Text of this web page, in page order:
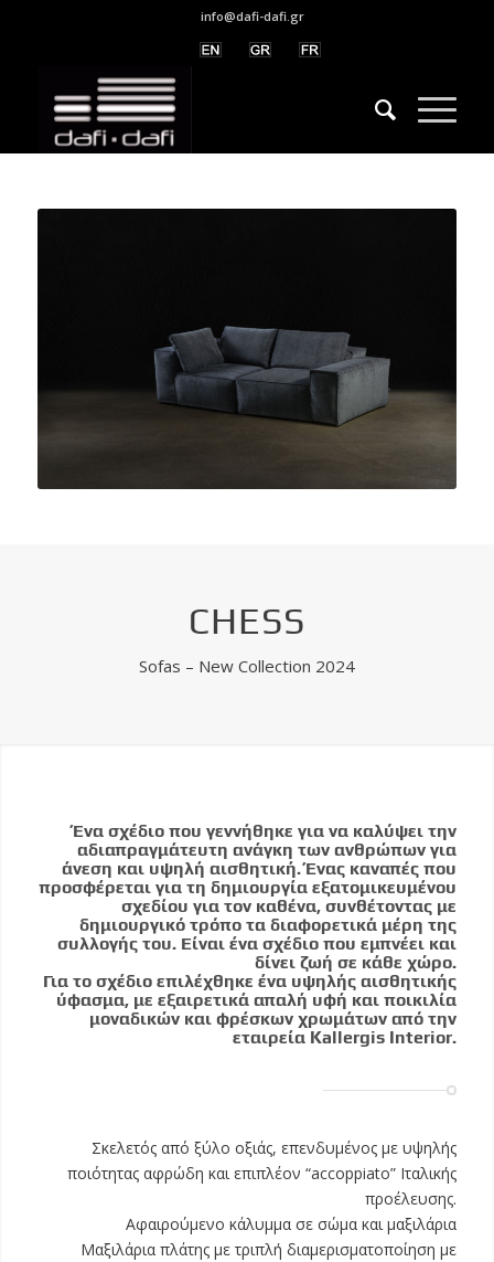
info@dafi-dafi.gr
CHESS
Sofas – New Collection 2024
Ένα σχέδιο που γεννήθηκε για να καλύψει την
αδιαπραγμάτευτη ανάγκη των ανθρώπων για
άνεση και υψηλή αισθητική. Ένας καναπές που
προσφέρεται για τη δημιουργία εξατομικευμένου
σχεδίου για τον καθένα, συνθέτοντας με
δημιουργικό τρόπο τα διαφορετικά μέρη της
συλλογής του. Είναι ένα σχέδιο που εμπνέει και
δίνει ζωή σε κάθε χώρο.
Για το σχέδιο επιλέχθηκε ένα υψηλής αισθητικής
ύφασμα, με εξαιρετικά απαλή υφή και ποικιλία
μοναδικών και φρέσκων χρωμάτων από την
εταιρεία Kallergis Interior.
Σκελετός από ξύλο οξιάς, επενδυμένος με υψηλής
ποιότητας αφρώδη και επιπλέον “accoppiato” Ιταλικής
προέλευσης.
Αφαιρούμενο κάλυμμα σε σώμα και μαξιλάρια
Μαξιλάρια πλάτης με τριπλή διαμερισματοποίηση με